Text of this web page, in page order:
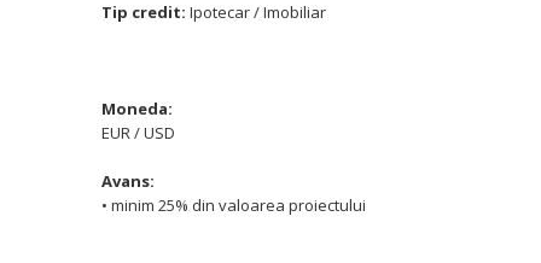
Tip credit: Ipotecar / Imobiliar
Moneda:
EUR / USD
Avans:
• minim 25% din valoarea proiectului